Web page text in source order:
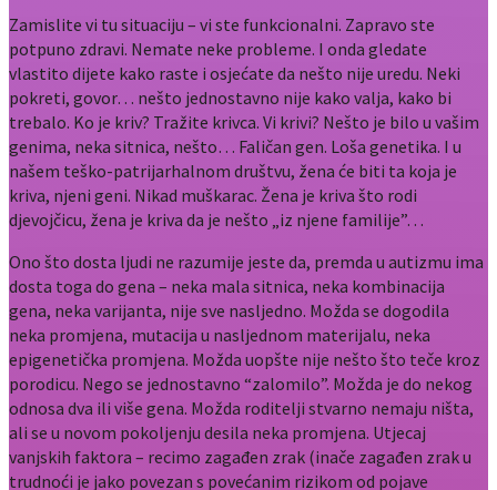
Zamislite vi tu situaciju – vi ste funkcionalni. Zapravo ste
potpuno zdravi. Nemate neke probleme. I onda gledate
vlastito dijete kako raste i osjećate da nešto nije uredu. Neki
pokreti, govor… nešto jednostavno nije kako valja, kako bi
trebalo. Ko je kriv? Tražite krivca. Vi krivi? Nešto je bilo u vašim
genima, neka sitnica, nešto… Faličan gen. Loša genetika. I u
našem teško-patrijarhalnom društvu, žena će biti ta koja je
kriva, njeni geni. Nikad muškarac. Žena je kriva što rodi
djevojčicu, žena je kriva da je nešto „iz njene familije”…
Ono što dosta ljudi ne razumije jeste da, premda u autizmu ima
dosta toga do gena – neka mala sitnica, neka kombinacija
gena, neka varijanta, nije sve nasljedno. Možda se dogodila
neka promjena, mutacija u nasljednom materijalu, neka
epigenetička promjena. Možda uopšte nije nešto što teče kroz
porodicu. Nego se jednostavno “zalomilo”. Možda je do nekog
odnosa dva ili više gena. Možda roditelji stvarno nemaju ništa,
ali se u novom pokoljenju desila neka promjena. Utjecaj
vanjskih faktora – recimo zagađen zrak (inače zagađen zrak u
trudnoći je jako povezan s povećanim rizikom od pojave